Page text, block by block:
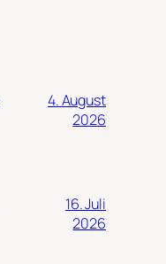
4. August
2026
16. Juli
2026